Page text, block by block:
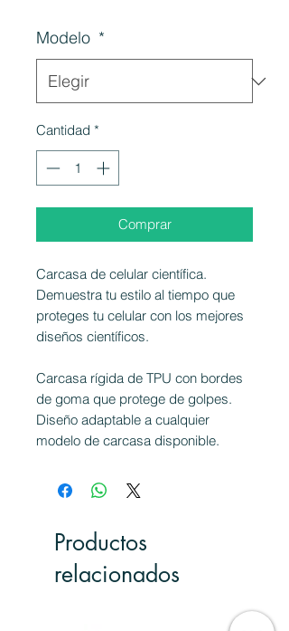
Modelo *
Cantidad *
Comprar
Carcasa de celular científica.
Demuestra tu estilo al tiempo que
proteges tu celular con los mejores
diseños científicos.
Carcasa rígida de TPU con bordes
de goma que protege de golpes.
Diseño adaptable a cualquier
modelo de carcasa disponible.
Productos
relacionados